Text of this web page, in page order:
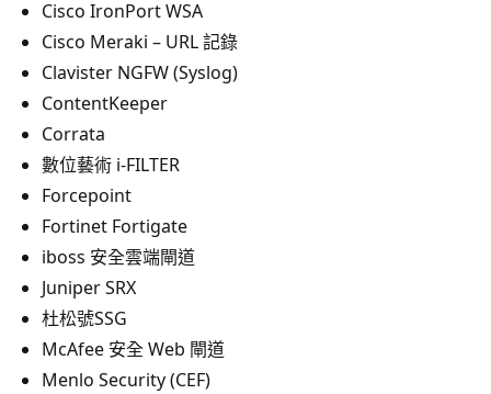
Cisco IronPort WSA
Cisco Meraki – URL 記錄
Clavister NGFW (Syslog)
ContentKeeper
Corrata
數位藝術 i-FILTER
Forcepoint
Fortinet Fortigate
iboss 安全雲端閘道
Juniper SRX
杜松號SSG
McAfee 安全 Web 閘道
Menlo Security (CEF)